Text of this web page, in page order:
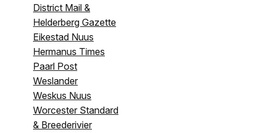
District Mail &
Helderberg Gazette
Eikestad Nuus
Hermanus Times
Paarl Post
Weslander
Weskus Nuus
Worcester Standard
& Breederivier